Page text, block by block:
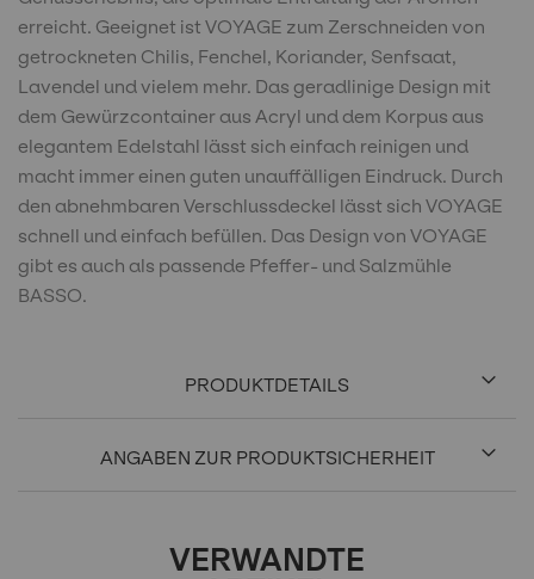
erreicht. Geeignet ist VOYAGE zum Zerschneiden von
getrockneten Chilis, Fenchel, Koriander, Senfsaat,
Lavendel und vielem mehr. Das geradlinige Design mit
dem Gewürzcontainer aus Acryl und dem Korpus aus
elegantem Edelstahl lässt sich einfach reinigen und
macht immer einen guten unauffälligen Eindruck. Durch
den abnehmbaren Verschlussdeckel lässt sich VOYAGE
schnell und einfach befüllen. Das Design von VOYAGE
gibt es auch als passende Pfeffer- und Salzmühle
BASSO.
PRODUKTDETAILS
ANGABEN ZUR PRODUKTSICHERHEIT
VERWANDTE